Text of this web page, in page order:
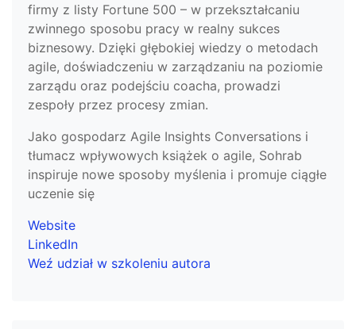
firmy z listy Fortune 500 – w przekształcaniu
zwinnego sposobu pracy w realny sukces
biznesowy. Dzięki głębokiej wiedzy o metodach
agile, doświadczeniu w zarządzaniu na poziomie
zarządu oraz podejściu coacha, prowadzi
zespoły przez procesy zmian.
Jako gospodarz Agile Insights Conversations i
tłumacz wpływowych książek o agile, Sohrab
inspiruje nowe sposoby myślenia i promuje ciągłe
uczenie się
Website
LinkedIn
Weź udział w szkoleniu autora